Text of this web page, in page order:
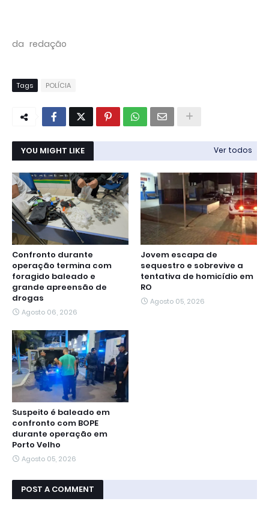
da redação
Tags POLÍCIA
YOU MIGHT LIKE Ver todos
Confronto durante
operação termina com
foragido baleado e
grande apreensão de
drogas
Agosto 06, 2026
Jovem escapa de
sequestro e sobrevive a
tentativa de homicídio em
RO
Agosto 05, 2026
Suspeito é baleado em
confronto com BOPE
durante operação em
Porto Velho
Agosto 05, 2026
POST A COMMENT